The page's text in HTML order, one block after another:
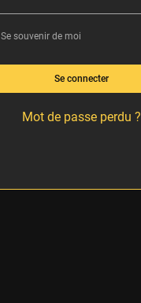
Se souvenir de moi
Se connecter
Mot de passe perdu ?